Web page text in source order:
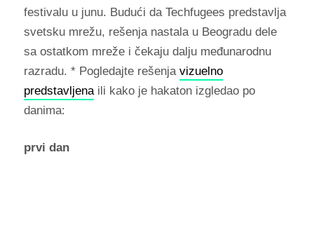
festivalu u junu. Budući da Techfugees predstavlja
svetsku mrežu, rešenja nastala u Beogradu dele
sa ostatkom mreže i čekaju dalju međunarodnu
razradu. * Pogledajte rešenja vizuelno
predstavljenaili kako je hakaton izgledao po
danima:
prvi dan